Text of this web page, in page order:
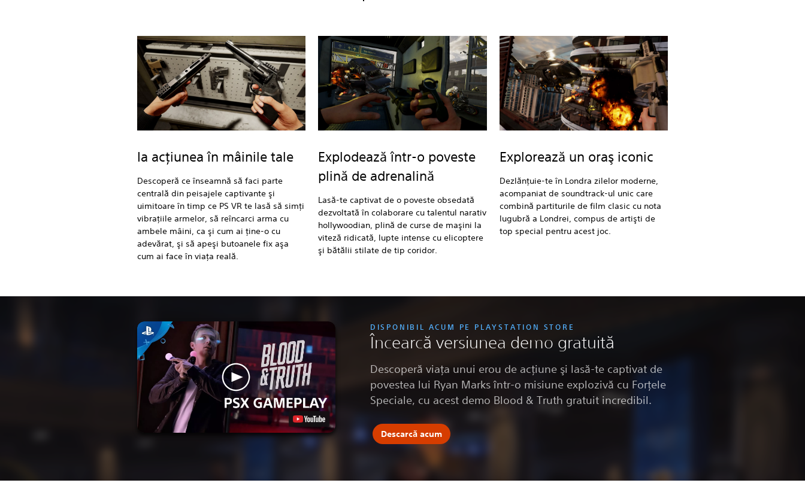
Ia acţiunea în mâinile tale
Descoperă ce înseamnă să faci parte
centrală din peisajele captivante şi
uimitoare în timp ce PS VR te lasă să simţi
vibraţiile armelor, să reîncarci arma cu
ambele mâini, ca şi cum ai ţine-o cu
adevărat, şi să apeşi butoanele fix aşa
cum ai face în viaţa reală.
Explodează într-o poveste
plină de adrenalină
Lasă-te captivat de o poveste obsedată
dezvoltată în colaborare cu talentul narativ
hollywoodian, plină de curse de maşini la
viteză ridicată, lupte intense cu elicoptere
şi bătălii stilate de tip coridor.
Explorează un oraş iconic
Dezlănţuie-te în Londra zilelor moderne,
acompaniat de soundtrack-ul unic care
combină partiturile de film clasic cu nota
lugubră a Londrei, compus de artişti de
top special pentru acest joc.
DISPONIBIL ACUM PE PLAYSTATION STORE
Încearcă versiunea demo gratuită
Descoperă viaţa unui erou de acţiune şi lasă-te captivat de
povestea lui Ryan Marks într-o misiune explozivă cu Forţele
Speciale, cu acest demo Blood & Truth gratuit incredibil.
Descarcă acum